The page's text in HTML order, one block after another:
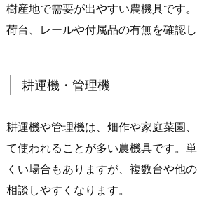
樹産地で需要が出やすい農機具です。
荷台、レールや付属品の有無を確認し
耕運機・管理機
耕運機や管理機は、畑作や家庭菜園
て使われることが多い農機具です。
くい場合もありますが、複数台や他
相談しやすくなります。